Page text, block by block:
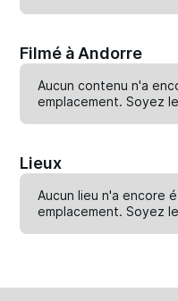
Filmé à Andorre
Aucun contenu n'a
emplacement. Soyez
Lieux
Aucun lieu n'a encore
emplacement. Soyez